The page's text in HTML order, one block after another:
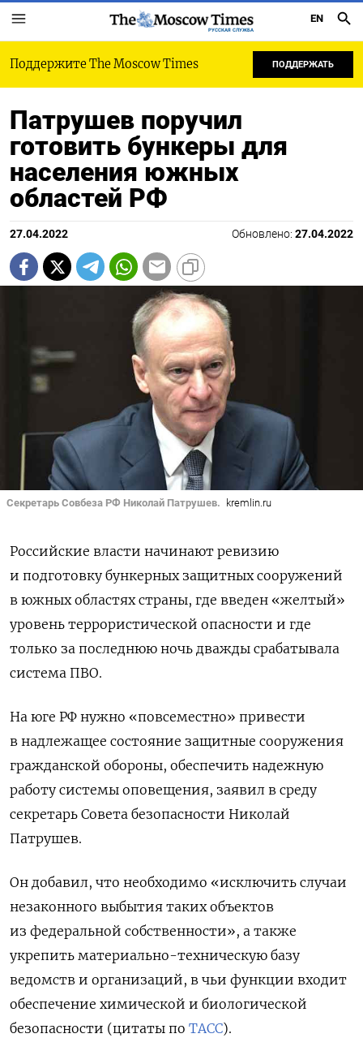
РУССКАЯ СЛУЖБА
EN
Поддержите The Moscow Times ПОДДЕРЖАТЬ
Патрушев поручил
готовить бункеры для
населения южных
областей РФ
27.04.2022 Обновлено: 27.04.2022
Секретарь Совбеза РФ Николай Патрушев. kremlin.ru
Российские власти начинают ревизию
и подготовку бункерных защитных сооружений
в южных областях страны, где введен «желтый»
уровень террористической опасности и где
только за последнюю ночь дважды срабатывала
система ПВО.
На юге РФ нужно «повсеместно» привести
в надлежащее состояние защитные сооружения
гражданской обороны, обеспечить надежную
работу системы оповещения, заявил в среду
секретарь Совета безопасности Николай
Патрушев.
Он добавил, что необходимо «исключить случаи
незаконного выбытия таких объектов
из федеральной собственности», а также
укрепить материально-техническую базу
ведомств и организаций, в чьи функции входит
обеспечение химической и биологической
безопасности (цитаты по ТАСС).